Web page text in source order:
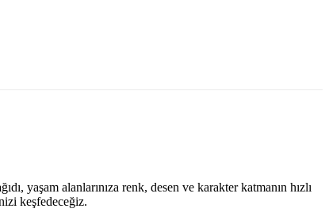
yaşam alanlarınıza renk, desen ve karakter katmanın hızlı
keşfedeceğiz.